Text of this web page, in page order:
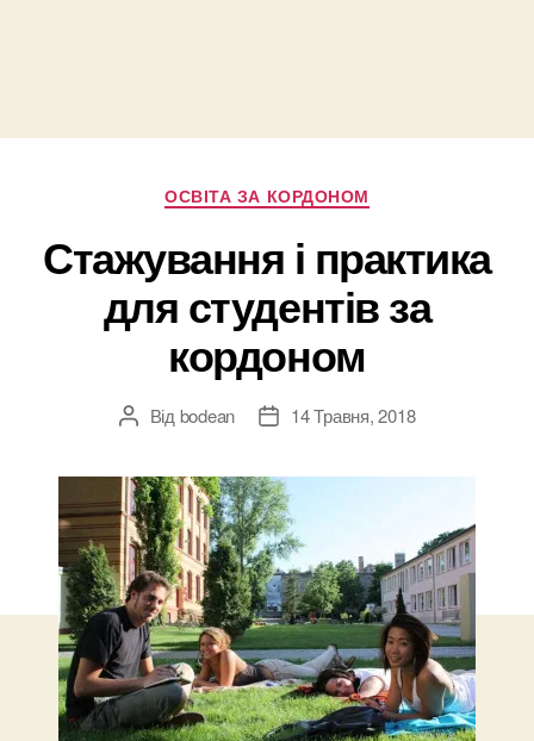
Категорії
ОСВІТА ЗА КОРДОНОМ
Стажування і практика
для студентів за
кордоном
Автор
Від bodean
Дата14 Травня, 2018